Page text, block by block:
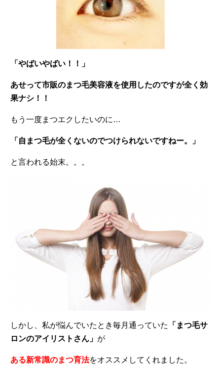
「やばいやばい！！」
あせって市販のまつ毛美容液を使用したのですが全く効
果ナシ！！
もう一度まつエクしたいのに…
「自まつ毛が全くないのでつけられないですねー。」
と言われる始末。。。
しかし、私が悩んでいたとき毎月通っていた
「まつ毛サ
ロンのアイリストさん」 が
ある新常識のまつ育法をオススメしてくれました。